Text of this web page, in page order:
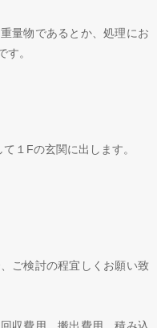
量物であるとか、処理にお
。
１Fの玄関に出します。
ご検討の程宜しくお願い致